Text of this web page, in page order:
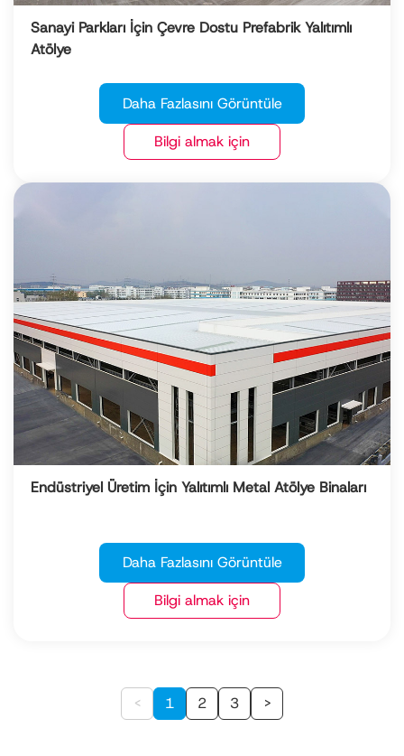
Sanayi Parkları İçin Çevre Dostu Prefabrik Yalıtımlı
Atölye
Daha Fazlasını Görüntüle
Bilgi almak için
Endüstriyel Üretim İçin Yalıtımlı Metal Atölye Binaları
Daha Fazlasını Görüntüle
Bilgi almak için
< 1 2 3 >